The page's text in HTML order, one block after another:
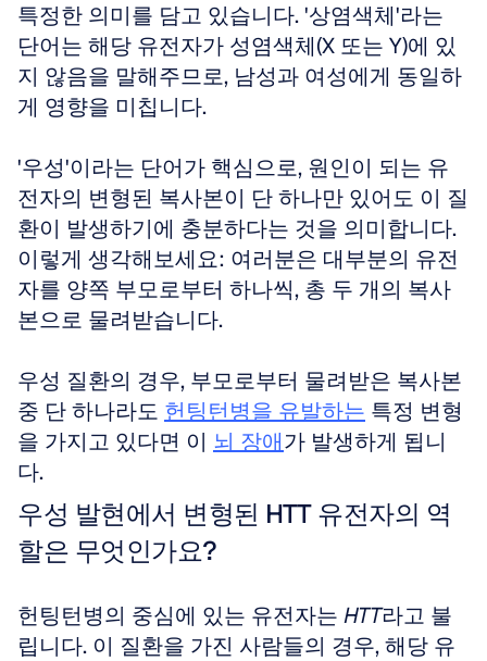
특정한 의미를 담고 있습니다. '상염색체'라는
단어는 해당 유전자가 성염색체(X 또는 Y)에 있
지 않음을 말해주므로, 남성과 여성에게 동일하
게 영향을 미칩니다.
'우성'이라는 단어가 핵심으로, 원인이 되는 유
전자의 변형된 복사본이 단 하나만 있어도 이 질
환이 발생하기에 충분하다는 것을 의미합니다.
이렇게 생각해보세요: 여러분은 대부분의 유전
자를 양쪽 부모로부터 하나씩, 총 두 개의 복사
본으로 물려받습니다.
우성 질환의 경우, 부모로부터 물려받은 복사본
중 단 하나라도 헌팅턴병을 유발하는 특정 변형
을 가지고 있다면 이 뇌 장애가 발생하게 됩니
다.
우성 발현에서 변형된 HTT 유전자의 역
할은 무엇인가요?
헌팅턴병의 중심에 있는 유전자는 HTT라고 불
립니다. 이 질환을 가진 사람들의 경우, 해당 유